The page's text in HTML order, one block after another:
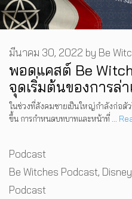
พอดแคสต์ Be
จุดเริ่มต้นของการล่
มีนาคม 30, 2022 by Be
ในช่วงที่สังคมชายเป็นใหญ่กำลังก่อตั
ขึ้น การกำหนดบทบาทและหน้าที่ …
Categories
Podcast
Tags
Be Witches Podcast,
Podcast